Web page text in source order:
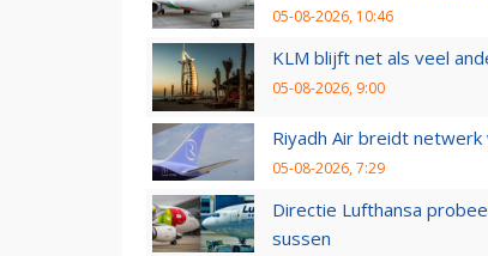
05-08-2026, 10:46
KLM blijft net als veel
05-08-2026, 9:00
Riyadh Air breidt
05-08-2026, 7:29
Directie Lufthansa
sussen